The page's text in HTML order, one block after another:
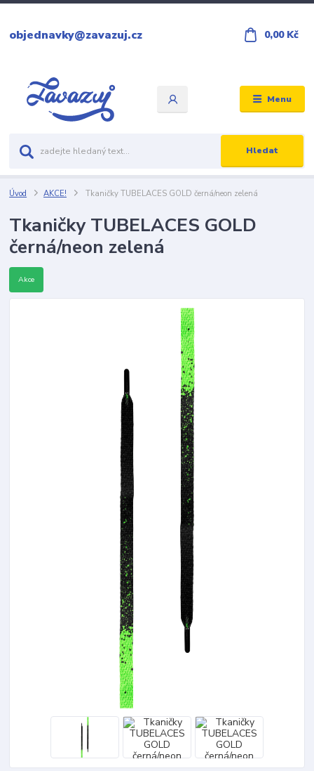
Menu
Hledat
objednavky@zavazuj.cz 0,00 Kč
Úvod AKCE! Tkaničky TUBELACES GOLD černá/neon zelená
Tkaničky TUBELACES GOLD
černá/neon zelená
Akce